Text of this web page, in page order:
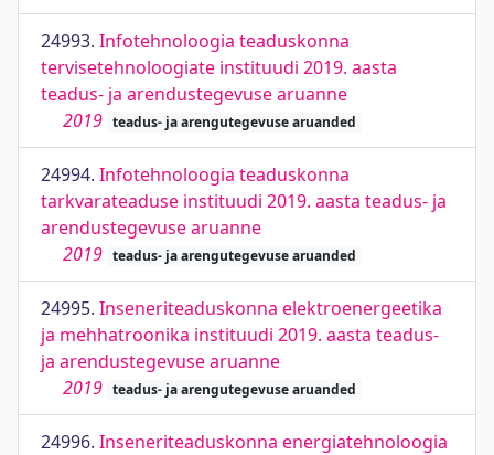
24993. Infotehnoloogia teaduskonna
tervisetehnoloogiate instituudi 2019. aasta
teadus- ja arendustegevuse aruanne
2019 teadus- ja arengutegevuse aruanded
24994. Infotehnoloogia teaduskonna
tarkvarateaduse instituudi 2019. aasta teadus- ja
arendustegevuse aruanne
2019 teadus- ja arengutegevuse aruanded
24995. Inseneriteaduskonna elektroenergeetika
ja mehhatroonika instituudi 2019. aasta teadus-
ja arendustegevuse aruanne
2019 teadus- ja arengutegevuse aruanded
24996. Inseneriteaduskonna energiatehnoloogia